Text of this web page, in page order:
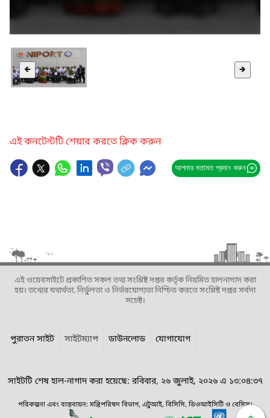
🡸 🡺
এই কনটেন্টটি শেয়ার করতে ক্লিক করুন
আপনার মতামত প্রদান করুন
এই ওয়েবসাইটে প্রকাশিত সকল তথ্য সংশ্লিষ্ট দপ্তর কর্তৃক নিয়মিত হালনাগাদ করা
হয়। তথ্যের যথার্থতা, নির্ভুলতা ও নির্ভরযোগ্যতা নিশ্চিত করতে সংশ্লিষ্ট দপ্তর সর্বদা
সচেষ্ট।
পুরাতন সাইট সাইটম্যাপ ডাউনলোড যোগাযোগ
সাইটটি শেষ হাল-নাগাদ করা হয়েছে: রবিবার, ২৬ জুলাই, ২০২৬ এ ১৩:০৪:৩৭
পরিকল্পনা এবং বাস্তবায়ন: মন্ত্রিপরিষদ বিভাগ, এটুআই, বিসিসি, ডিওআইসিটি ও বেসিস।